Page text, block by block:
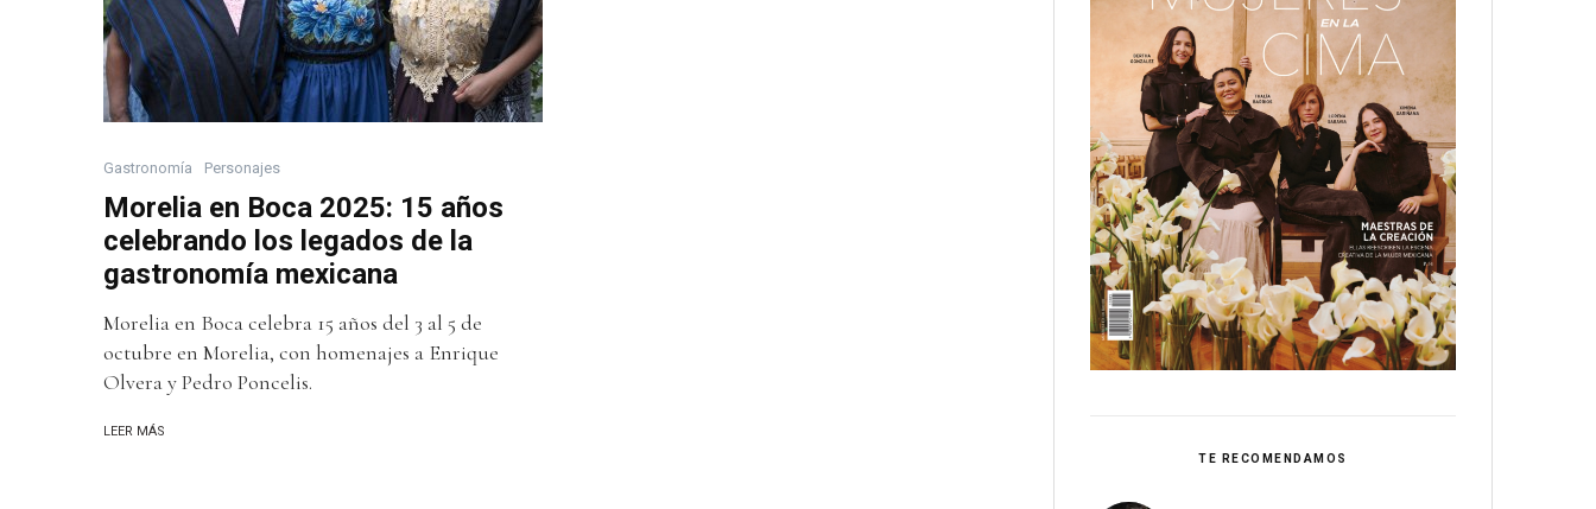
Gastronomía Personajes
Morelia en Boca 2025: 15 años
celebrando los legados de la
gastronomía mexicana
Morelia en Boca celebra 15 años del 3 al 5 de
octubre en Morelia, con homenajes a Enrique
Olvera y Pedro Poncelis.
LEER MÁS
TE RECOMENDAMOS